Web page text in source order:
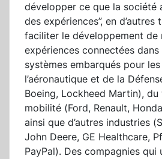
développer ce que la société
des expériences”, en
faciliter le développement de
expériences connectées
systèmes embarqués pour
l’aéronautique et de la
Boeing, Lockheed Martin),
mobilité (Ford, Renault,
ainsi que d’autres industries
John Deere, GE Healthcare,
PayPal). Des compagnies qui